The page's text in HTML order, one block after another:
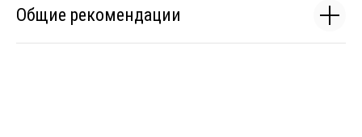
Общие рекомендации